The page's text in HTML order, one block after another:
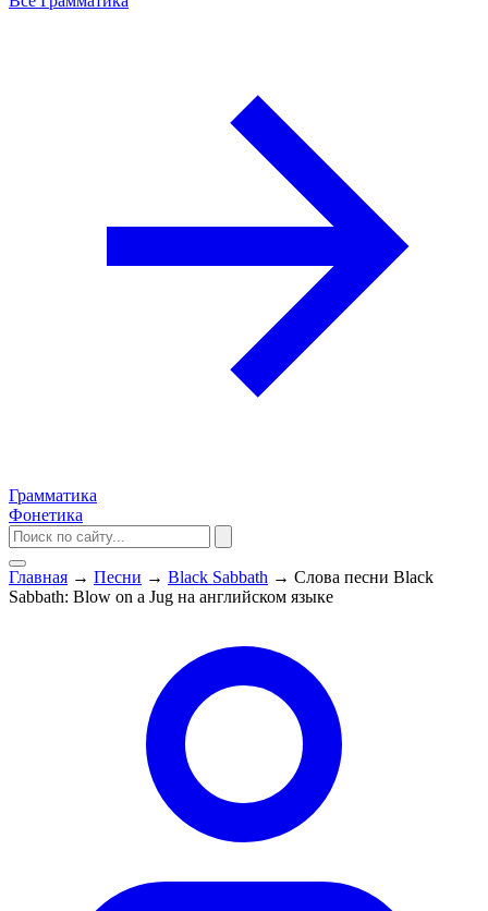
Грамматика
Фонетика
Главная → Песни → Black Sabbath → Слова песни Black
Sabbath: Blow on a Jug на английском языке